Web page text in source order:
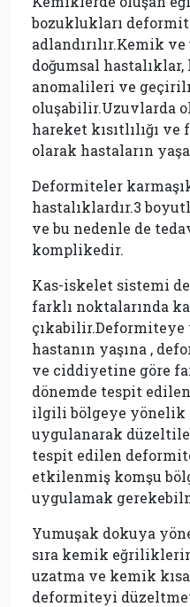
bozuklukları
adlandırılır.Kemik
doğumsal
anomalileri ve
oluşabilir.Uzuvlarda
hareket kısıtlılığı
olarak hastaların
Deformiteler
hastalıklardır.3
ve bu nedenle de
komplikedir.
Kas-iskelet sistemi
farklı noktalarında
hastanın yaşına ,
ve ciddiyetine göre
dönemde tespit
ilgili bölgeye yönelik
uygulanarak
tespit edilen
etkilenmiş komşu
uygulamak
Yumuşak dokuya
sıra kemik
uzatma ve kemik
deformiteyi